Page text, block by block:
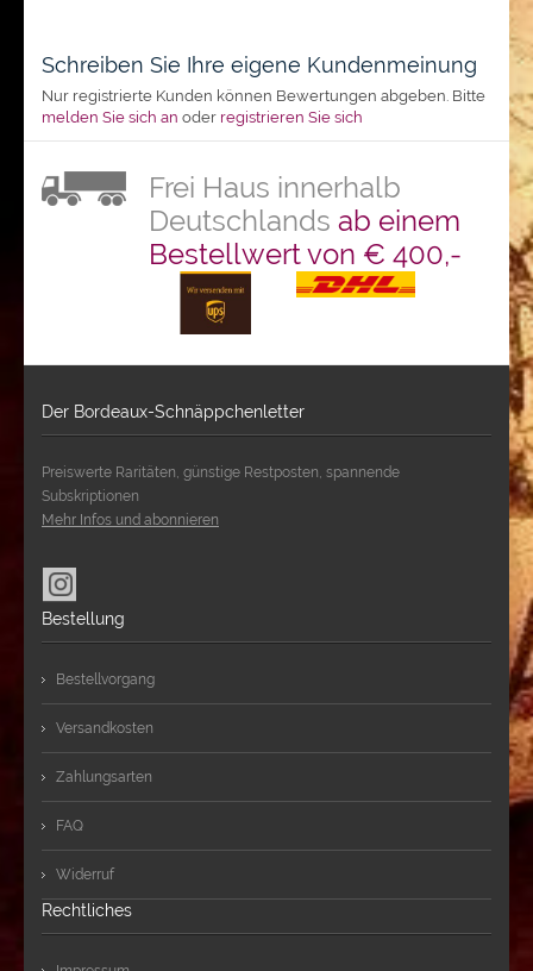
Schreiben Sie Ihre eigene Kundenmeinung
Nur registrierte Kunden können Bewertungen abgeben. Bitte
melden Sie sich an oder registrieren Sie sich
Frei Haus innerhalb
Deutschlands ab einem
Bestellwert von € 400,-
Der Bordeaux-Schnäppchenletter
Preiswerte Raritäten, günstige Restposten, spannende
Subskriptionen
Mehr Infos und abonnieren
Bestellung
Bestellvorgang
Versandkosten
Zahlungsarten
FAQ
Widerruf
Rechtliches